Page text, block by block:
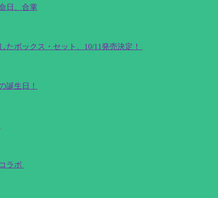
日、合掌
ボックス・セット、10/11発売決定！
誕生日！
ラボ